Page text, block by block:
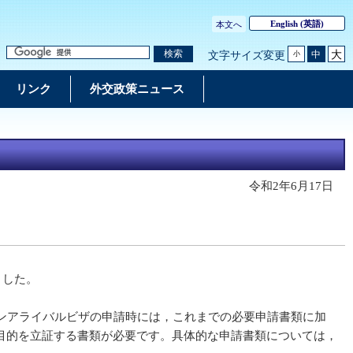
本文へ English(英語)
検索 文字サイズ変更 小 中 大
リンク 外交政策ニュース
令和2年6月17日
た。
ライバルビザの申請時には，これまでの必要申請書類に加
を立証する書類が必要です。具体的な申請書類については，